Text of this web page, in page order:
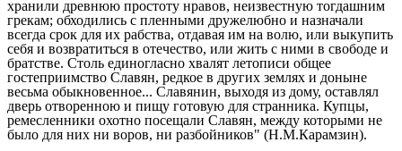
хранили древнюю простоту нравов, неизвестную тогдашним
грекам; обходились с пленными дружелюбно и назначали
всегда срок для их рабства, отдавая им на волю, или выкупить
себя и возвратиться в отечество, или жить с ними в свободе и
братстве. Столь единогласно хвалят летописи общее
гостеприимство Славян, редкое в других землях и доныне
весьма обыкновенное... Славянин, выходя из дому, оставлял
дверь отворенною и пищу готовую для странника. Купцы,
ремесленники охотно посещали Славян, между которыми не
было для них ни воров, ни разбойников" (Н.М.Карамзин).